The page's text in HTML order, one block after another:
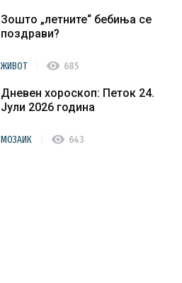
Зошто „летните“ бебиња се
поздрави?
ЖИВОТ visibility 685
Дневен хороскоп: Петок 24.
Јули 2026 година
МОЗАИК visibility 643